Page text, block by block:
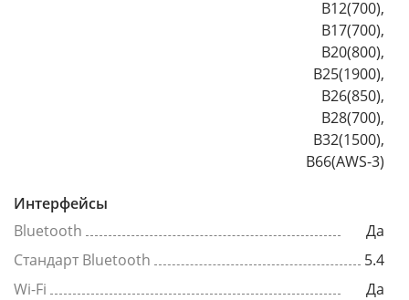
B12(700),
B17(700),
B20(800),
B25(1900),
B26(850),
B28(700),
B32(1500),
B66(AWS-3)
Интерфейсы
Bluetooth
Да
Стандарт Bluetooth
5.4
Wi-Fi
Да